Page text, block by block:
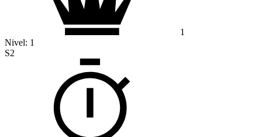
1
Nivel: 1
S2